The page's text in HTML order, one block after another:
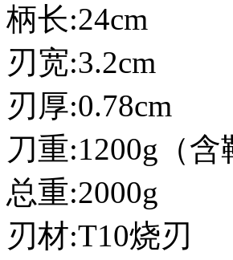
柄长:24cm
刃宽:3.2cm
刃厚:0.78cm
刀重:1200g（
总重:2000g
刃材:T10烧刃